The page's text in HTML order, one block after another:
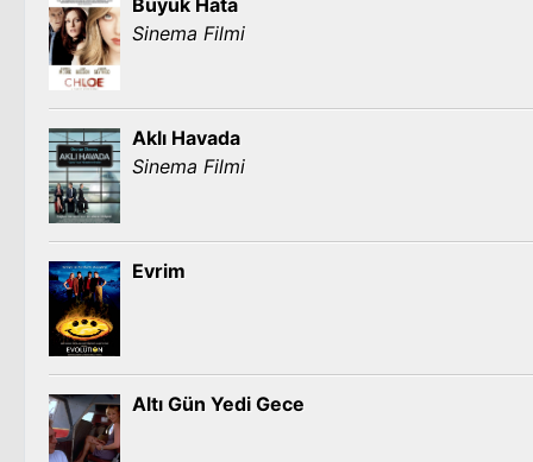
Büyük Hata
Sinema Filmi
Aklı Havada
Sinema Filmi
Evrim
Altı Gün Yedi Gece